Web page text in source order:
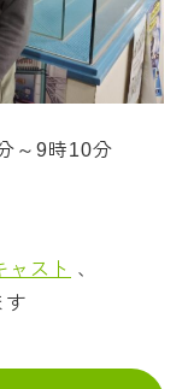
～9時10分
ャスト
、
す